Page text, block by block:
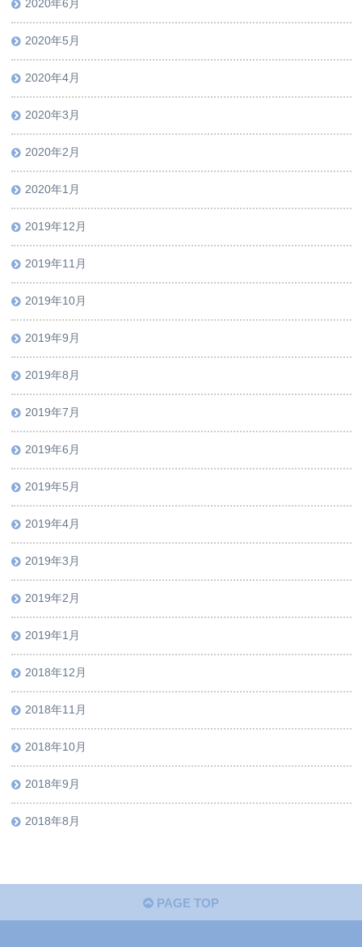
2020年6月
2020年5月
2020年4月
2020年3月
2020年2月
2020年1月
2019年12月
2019年11月
2019年10月
2019年9月
2019年8月
2019年7月
2019年6月
2019年5月
2019年4月
2019年3月
2019年2月
2019年1月
2018年12月
2018年11月
2018年10月
2018年9月
2018年8月
PAGE TOP